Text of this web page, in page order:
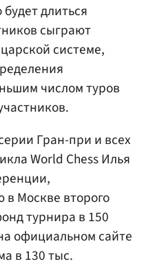
длиться
сыграют
системе,
числом туров
Гран-при и всех
World Chess Илья
Москве второго
турнира в 150
официальном сайте
в 130 тыс.